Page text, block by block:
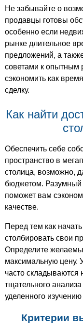
Не забывайте о
продавцы готовы
особенно если
рынке длительное
предложений, а
советами к опытным
сэкономить как
сделку.
Как найти
Обеспечить себе
пространство в
столица, возможно,
бюджетом. Разумный
поможет вам
качестве.
Перед тем как
столбировать свои
Определите
максимальную цену.
часто складываются
тщательного
уделенного
Критерии